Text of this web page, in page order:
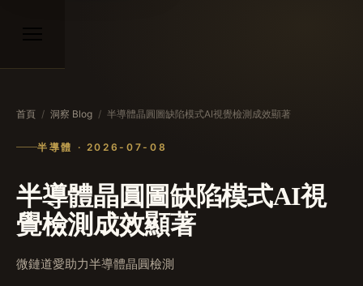
首頁 / 洞察 Blog / 半導體晶圓圖缺陷模式AI視覺檢測成效顯著
半導體 · 2026-07-08
半導體晶圓圖缺陷模式AI視
覺檢測成效顯著
微鏈道愛助力半導體晶圓檢測